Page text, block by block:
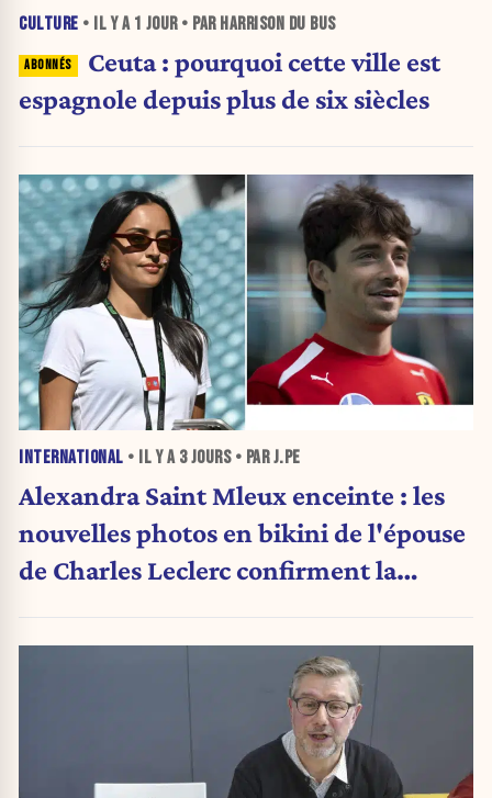
CULTURE • IL Y A 1 JOUR• PAR HARRISON DU BUS
Ceuta : pourquoi cette ville est
espagnole depuis plus de six siècles
INTERNATIONAL • IL Y A 3 JOURS• PAR J.PE
Alexandra Saint Mleux enceinte : les
nouvelles photos en bikini de l'épouse
de Charles Leclerc confirment la